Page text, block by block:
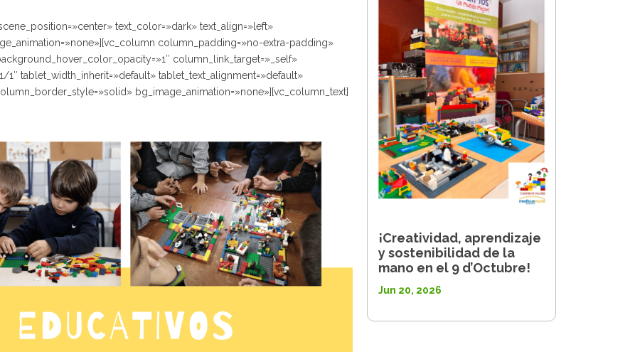
text_color=»dark» text_align=»left»
column_padding=»no-extra-padding»
column_link_target=»_self»
tablet_width_inherit=»default» tablet_text_alignment=»default»
bg_image_animation=»none»][vc_column_text]
¡Creatividad, aprendizaje
y sostenibilidad de la
mano en el 9 d’Octubre!
Jun 20, 2026